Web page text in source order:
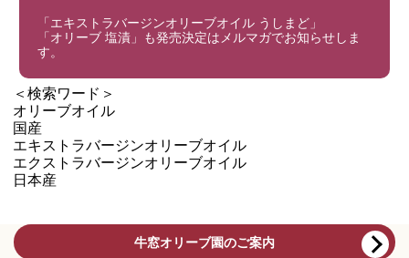
「エキストラバージンオリーブオイル うしまど」
「オリーブ 塩漬」も発売決定はメルマガでお知らせしま
す。
＜検索ワード＞
オリーブオイル
国産
エキストラバージンオリーブオイル
エクストラバージンオリーブオイル
日本産
牛窓オリーブ園のご案内